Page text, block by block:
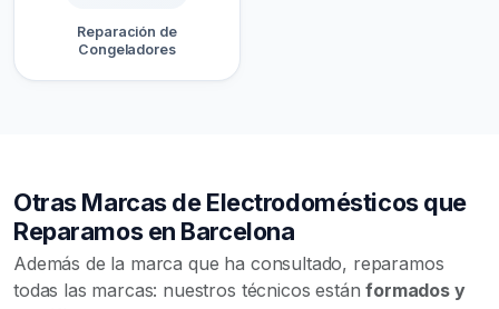
Reparación de
Congeladores
Otras Marcas de Electrodomésticos que
Reparamos en Barcelona
Además de la marca que ha consultado, reparamos
todas las marcas: nuestros técnicos estánformados y